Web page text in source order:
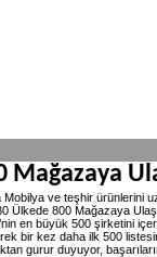
Mağazaya
Mobilya ve teşhir ürünlerini
Ülkede 800 Mağazaya
en büyük 500 şirketini
bir kez daha ilk 500
gurur duyuyor,